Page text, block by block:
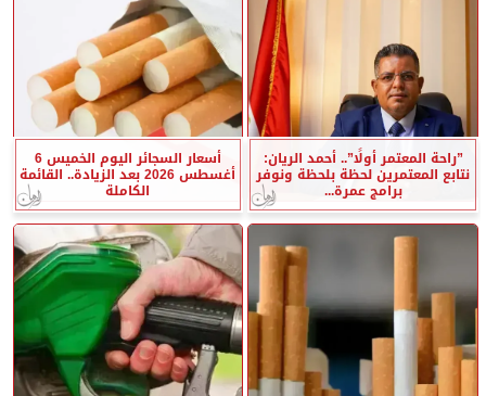
”راحة المعتمر أولًا”.. أحمد الريان:
نتابع المعتمرين لحظة بلحظة ونوفر
برامج عمرة...
أسعار السجائر اليوم الخميس 6
أغسطس 2026 بعد الزيادة.. القائمة
الكاملة